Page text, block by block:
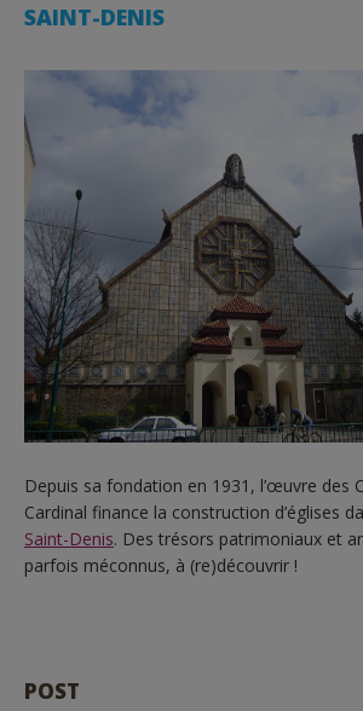
SAINT-DENIS
Depuis sa fondation en 1931, l’œuvre des
Cardinal finance la construction d’églises
Saint-Denis. Des trésors patrimoniaux et
parfois méconnus, à (re)découvrir !
POST